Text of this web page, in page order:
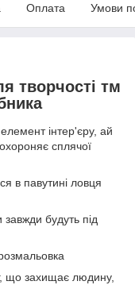
Оплата Умови
творчості тм
інтер'єру, ай
сплячої
в павутині ловця
завжди будуть під
що захищає людину,